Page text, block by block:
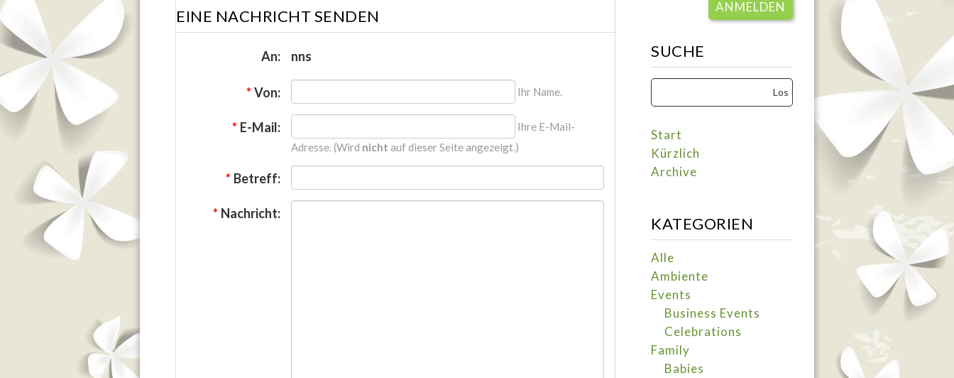
EINE NACHRICHT SENDEN
An: nns
*Von: Ihr Name.
* E-Mail:
Ihre E-Mail-
Adresse. (Wird nicht auf dieser Seite angezeigt.)
* Betreff:
* Nachricht:
ANMELDEN
SUCHE
Start
Kürzlich
Archive
KATEGORIEN
Alle
Ambiente
Events
Business Events
Celebrations
Family
Babies